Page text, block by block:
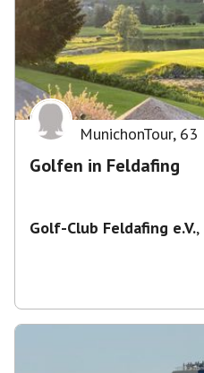
MunichonTour, 63
Golfen in Feldafing
Golf-Club Feldafing e.V.,